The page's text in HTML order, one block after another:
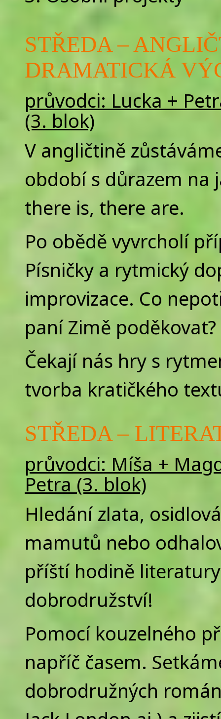
STŘEDA –
DRAMATICKÁ
průvodci: Lucka +
(3. blok)
V angličtině
období s důrazem na
there is, there are.
Po obědě vyvrcholí
Písničky a rytmický
improvizace. Co
paní Zimě poděkovat?
Čekají nás hry s
tvorba kratičkého
STŘEDA –
průvodci: Míša +
Petra (3. blok)
Hledání zlata,
mamutů nebo
příští hodině
dobrodružství!
Pomocí kouzelného
napříč časem.
dobrodružných